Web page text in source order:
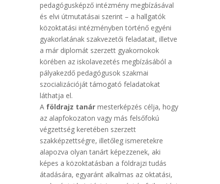
pedagógusképző intézmény megbízásával
és elvi útmutatásai szerint – a hallgatók
közoktatási intézményben történő egyéni
gyakorlatának szakvezetői feladatait, illetve
a már diplomát szerzett gyakornokok
körében az iskolavezetés megbízásából a
pályakezdő pedagógusok szakmai
szocializációját támogató feladatokat
láthatja el.
A földrajz tanármesterképzés célja, hogy
az alapfokozaton vagy más felsőfokú
végzettség keretében szerzett
szakképzettségre, illetőleg ismeretekre
alapozva olyan tanárt képezzenek, aki
képes a közoktatásban a földrajzi tudás
átadására, egyaránt alkalmas az oktatási,